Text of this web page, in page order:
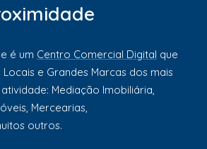
é um Centro Comercial Digital que
e Grandes Marcas dos mais
Mediação Imobiliária,
Mercearias,
outros.